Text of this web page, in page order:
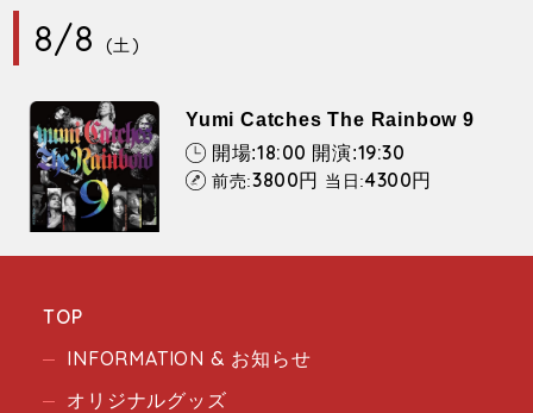
8/8 (土)
Yumi Catches The Rainbow 9
開場:18:00 開演:19:30
前売:3800円 当日:4300円
TOP
INFORMATION & お知らせ
オリジナルグッズ